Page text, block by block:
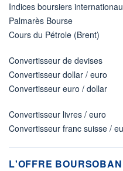
Indices boursiers
Palmarès Bourse
Cours du Pétrole (Brent)
Convertisseur de devises
Convertisseur dollar / euro
Convertisseur euro / dollar
Convertisseur livres / euro
Convertisseur franc suisse /
L'OFFRE